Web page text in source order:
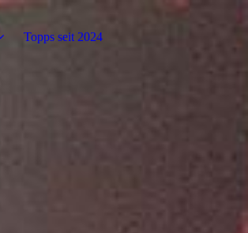
Topps seit 2024